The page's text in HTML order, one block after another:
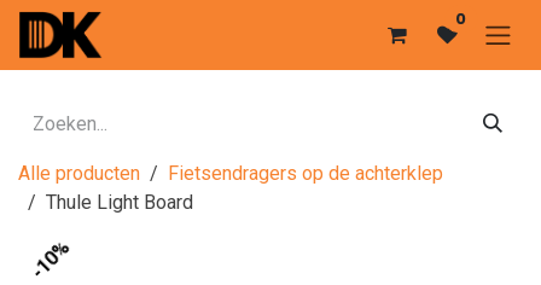
Overslaan naar inhoud 0
Alle producten
Fietsendragers op de achterklep
Thule Light Board
-10%